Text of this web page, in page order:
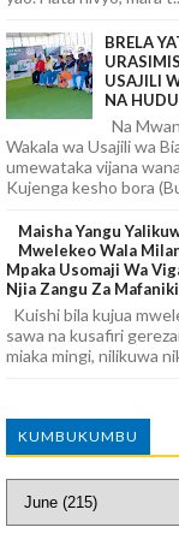
BRELA
USAJILI
NA
Na
Wakala wa Usajili wa
umewataka vijana
Kujenga kesho bora
Maisha Yangu
Mwelekeo Wala
Mpaka Usomaji Wa
Njia Zangu Za
Kuishi bila kujua
sawa na kusafiri
miaka mingi, nilikuwa
KUMBUKUMBU